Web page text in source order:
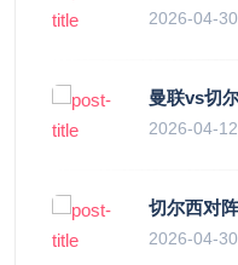
2026-04-30
2026-04-12
2026-04-30